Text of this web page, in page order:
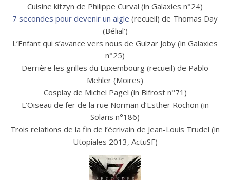
Cuisine kitzyn de Philippe Curval (in Galaxies n°24)
7 secondes pour devenir un aigle (recueil) de Thomas Day
(Bélial’)
L’Enfant qui s’avance vers nous de Gulzar Joby (in Galaxies
n°25)
Derrière les grilles du Luxembourg (recueil) de Pablo
Mehler (Moires)
Cosplay de Michel Pagel (in Bifrost n°71)
L’Oiseau de fer de la rue Norman d’Esther Rochon (in
Solaris n°186)
Trois relations de la fin de l’écrivain de Jean-Louis Trudel (in
Utopiales 2013, ActuSF)